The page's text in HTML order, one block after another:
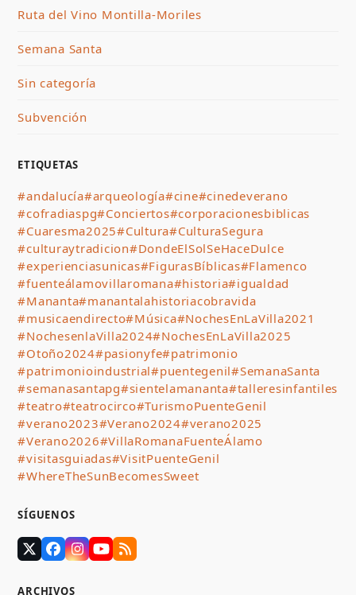
Ruta del Vino Montilla-Moriles
Semana Santa
Sin categoría
Subvención
ETIQUETAS
#andalucía#arqueología#cine#cinedeverano
#cofradiaspg#Conciertos#corporacionesbiblicas
#Cuaresma2025#Cultura#CulturaSegura
#culturaytradicion#DondeElSolSeHaceDulce
#experienciasunicas#FigurasBíblicas#Flamenco
#fuenteálamovillaromana#historia#igualdad
#Mananta#manantalahistoriacobravida
#musicaendirecto#Música#NochesEnLaVilla2021
#NochesenlaVilla2024#NochesEnLaVilla2025
#Otoño2024#pasionyfe#patrimonio
#patrimonioindustrial#puentegenil#SemanaSanta
#semanasantapg#sientelamananta#talleresinfantiles
#teatro#teatrocirco#TurismoPuenteGenil
#verano2023#Verano2024#verano2025
#Verano2026#VillaRomanaFuenteÁlamo
#visitasguiadas#VisitPuenteGenil
#WhereTheSunBecomesSweet
SÍGUENOS
TwitterFacebook
Instagram
YouTube
RSS
ARCHIVOS